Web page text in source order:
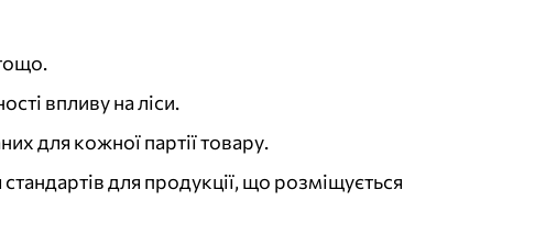
впливу на ліси.
для кожної партії товару.
для продукції, що розміщується